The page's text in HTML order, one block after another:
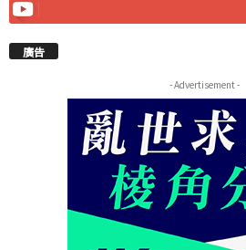
廣告
- Advertisement -